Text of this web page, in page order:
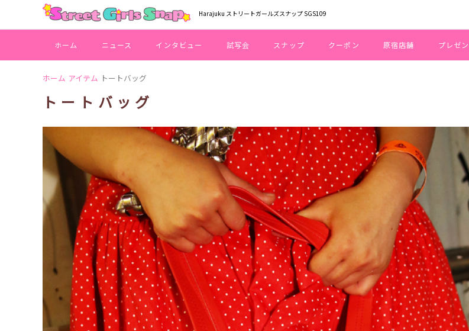
Harajuku ストリートガールズスナップ SGS109
ホーム ニュース インタビュー 試写会 スナップ クーポン 原宿店舗 プレゼ
ホーム アイテム トートバッグ
トートバッグ